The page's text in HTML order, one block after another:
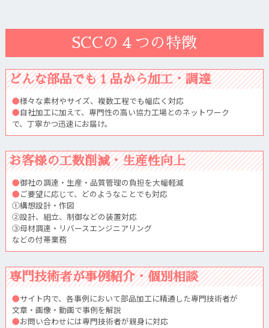
SCCの４つの特徴
どんな部品でも１品から加工・調達
●様々な素材やサイズ、複数工程でも幅広く対応
●自社加工に加えて、専門性の高い協力工場とのネットワーク
で、丁寧かつ迅速にお届け。
お客様の工数削減・生産性向上
●御社の調達・生産・品質管理の負担を大幅軽減
●ご要望に応じて、どのようなことでも対応
①構想設計・作図
②設計、組立、制御などの装置対応
③母材調達・リバースエンジニアリング
などの付帯業務
専門技術者が事例紹介・個別相談
●サイト内で、各事例において部品加工に精通した専門技術者が
文章・画像・動画で事例を解説
●お問い合わせには専門技術者が親身に対応